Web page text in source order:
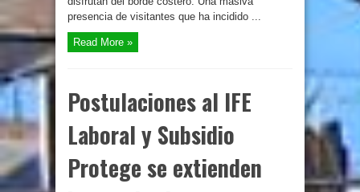
presencia de visitantes que ha incidido ...
Read More »
Postulaciones al IFE
Laboral y Subsidio
Protege se extienden